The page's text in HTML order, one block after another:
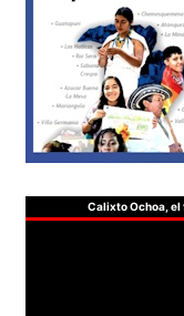
Calixto Ochoa,